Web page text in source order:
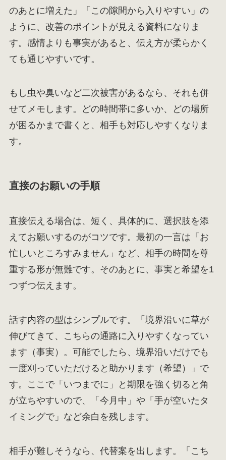
のあとに増えた」「この隙間から入りやすい」の
ように、改善のポイントが見える資料になりま
す。感情よりも事実があると、伝え方が柔らかく
ても通じやすいです。
もし虫や臭いなど二次被害があるなら、それも併
せてメモします。どの時間帯に多いか、どの場所
が困るかまで書くと、相手も対応しやすくなりま
す。
直接のお願いの手順
直接伝える場合は、短く、具体的に、選択肢を添
えてお願いするのがコツです。最初の一言は「お
忙しいところすみません」など、相手の時間を尊
重する形が無難です。そのあとに、事実と希望を1
つずつ伝えます。
話す内容の型はシンプルです。「境界沿いに草が
伸びてきて、こちらの通路に入りやすくなってい
ます（事実）。可能でしたら、境界沿いだけでも
一度刈っていただけると助かります（希望）」で
す。ここで「いつまでに」と期限を強く切ると角
が立ちやすいので、「今月中」や「手が空いたタ
イミングで」など余白を残します。
相手が難しそうなら、代替案を出します。「こち